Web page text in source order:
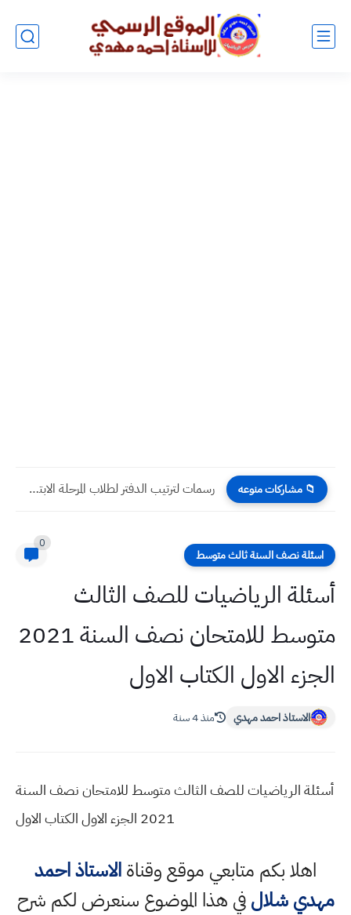
📁 مشاركات منوعه رسمات لترتيب الدفتر لطلاب المرحلة الابتدائية ومحبين الزخارف تزيين الدفتر...
اسئلة نصف السنة ثالث متوسط
0
أسئلة الرياضيات للصف الثالث
متوسط للامتحان نصف السنة 2021
الجزء الاول الكتاب الاول
الاستاذ احمد مهدي منذ 4 سنة
أسئلة الرياضيات للصف الثالث متوسط للامتحان نصف السنة
2021 الجزء الاول الكتاب الاول
اهلا بكم متابعي موقع وقناةالاستاذ احمد
مهدي شلالفي هذا الموضوع سنعرض لكم شرح